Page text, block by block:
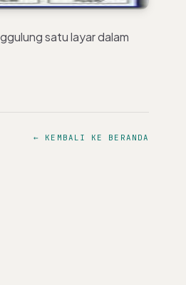
satu layar dalam
← KEMBALI KE BERANDA